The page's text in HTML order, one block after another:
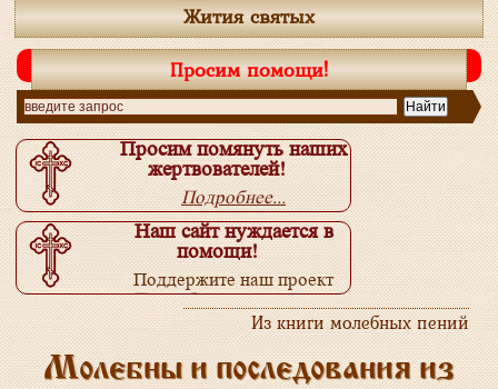
Жития святых
Просим помощи!
Просим помянуть наших
жертвователей!
Подробнее...
Наш сайт нуждается в
помощи!
Поддержите наш проект
Подробнее...
Из книги молебных пений
Молебны и последования из